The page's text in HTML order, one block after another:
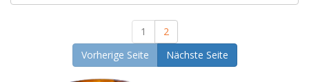
1
2
Vorherige Seite
Nächste Seite